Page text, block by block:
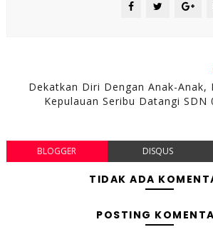
Dekatkan Diri Dengan Anak-Anak,
Kepulauan Seribu Datangi SDN
BLOGGER DISQUS
TIDAK ADA
POSTING